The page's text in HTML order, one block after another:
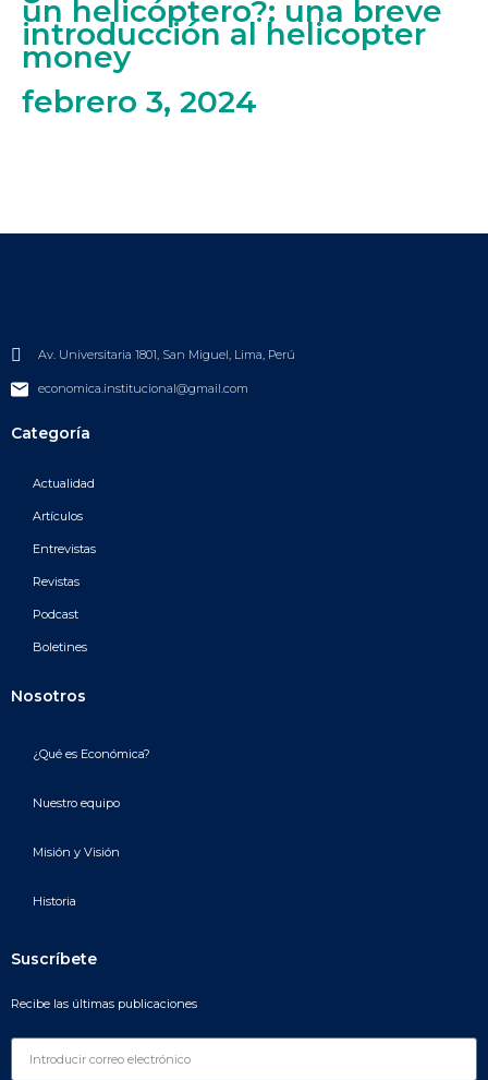
un helicóptero?: una breve
introducción al helicopter
money
febrero 3, 2024
Av. Universitaria 1801, San Miguel, Lima, Perú
economica.institucional@gmail.com
Categoría
Actualidad
Artículos
Entrevistas
Revistas
Podcast
Boletines
Nosotros
¿Qué es Económica?
Nuestro equipo
Misión y Visión
Historia
Suscríbete
Recibe las últimas publicaciones